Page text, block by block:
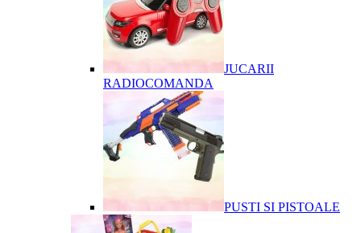
JUCARII
RADIOCOMANDA
PUSTI SI PISTOALE